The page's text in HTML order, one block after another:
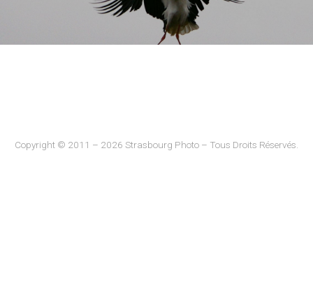
Copyright © 2011 – 2026 Strasbourg Photo – Tous Droits Réservés.